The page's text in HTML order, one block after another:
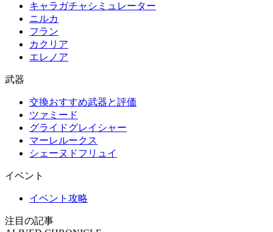
キャラガチャシミュレーター
ニルカ
フラン
カクリア
エレノア
武器
交換おすすめ武器と評価
ツァミード
グライドグレイシャー
マーレルークス
シェーヌドフリュイ
イベント
イベント攻略
注目の記事